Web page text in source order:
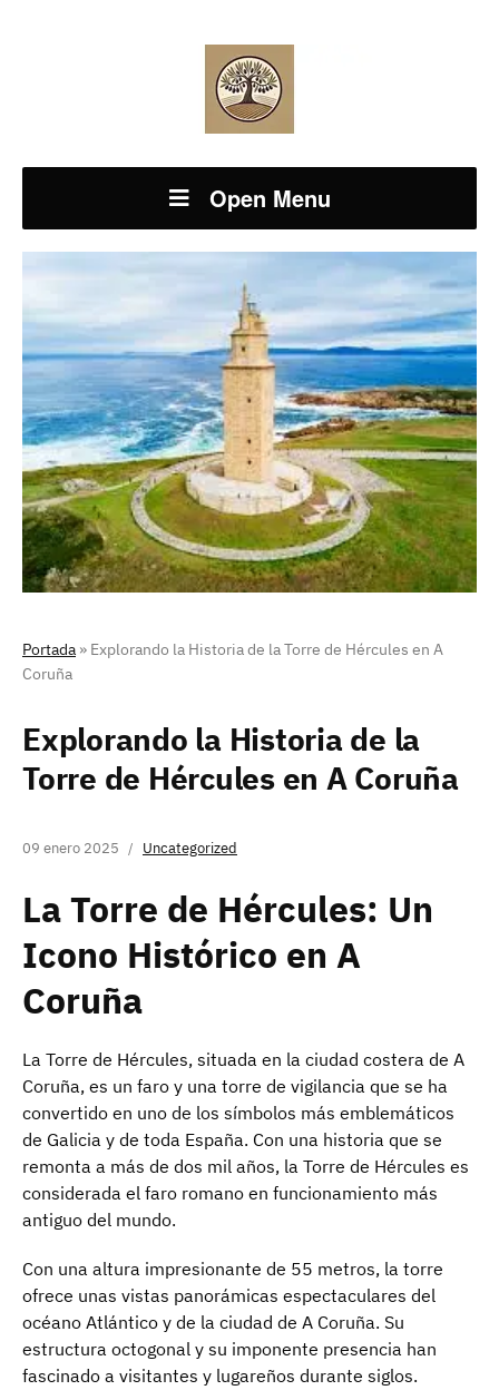
Open Menu
Portada » Explorando la Historia de la Torre de Hércules en A
Coruña
Explorando la Historia de la
Torre de Hércules en A Coruña
09 enero 2025 Uncategorized
La Torre de Hércules: Un
Icono Histórico en A
Coruña
La Torre de Hércules, situada en la ciudad costera de A
Coruña, es un faro y una torre de vigilancia que se ha
convertido en uno de los símbolos más emblemáticos
de Galicia y de toda España. Con una historia que se
remonta a más de dos mil años, la Torre de Hércules es
considerada el faro romano en funcionamiento más
antiguo del mundo.
Con una altura impresionante de 55 metros, la torre
ofrece unas vistas panorámicas espectaculares del
océano Atlántico y de la ciudad de A Coruña. Su
estructura octogonal y su imponente presencia han
fascinado a visitantes y lugareños durante siglos.